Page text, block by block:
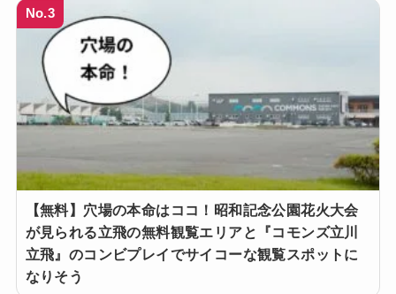
No.3
【無料】穴場の本命はココ！昭和記念公園花火大会
が見られる立飛の無料観覧エリアと『コモンズ立川
立飛』のコンビプレイでサイコーな観覧スポットに
なりそう